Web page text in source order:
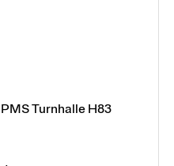
Turnhalle H83